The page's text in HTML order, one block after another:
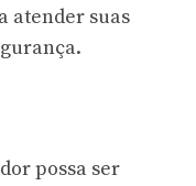
atender suas
possa ser